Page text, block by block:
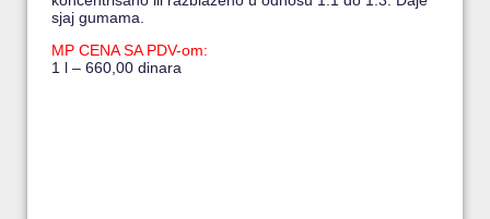
sjaj gumama.
MP CENA SA PDV-om:
1 l – 660,00 dinara